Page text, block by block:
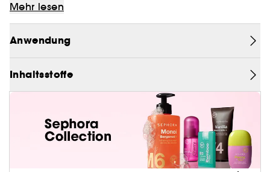
Lippenstifte kombiniert werden kann.
Für welche Art von Make-up?
- Diese Konturenstifte ermöglichen es Ihnen,
jederzeit eine perfekte Lippenkontur zu ziehen.
ein trendiges, semi-mattes Finish, verwendet
werden.
- Farbtöne, die mit allen Lippenstiftfarben von
Sephora kombinierbar sind.
- Eine stark pigmentierte und sanfte Formel den
Mehr lesen
Anwendung
Inhaltsstoffe